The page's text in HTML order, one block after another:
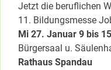
Jetzt die beruflichen
11. Bildungsmesse
Mi 27. Januar 9 bis
Bürgersaal u.
Rathaus Spandau